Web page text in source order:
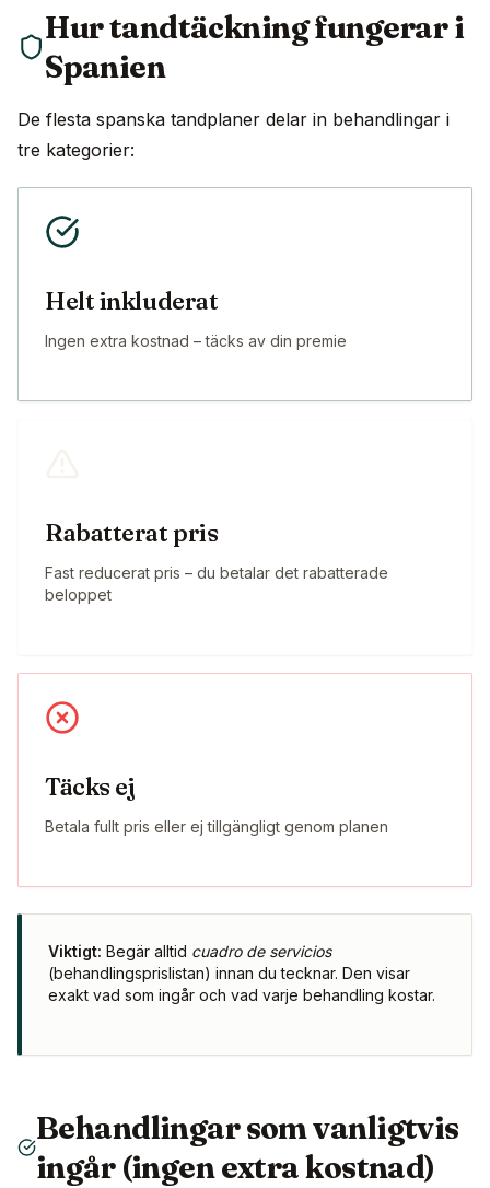
Hur tandtäckning fungerar i
Spanien
De flesta spanska tandplaner delar in behandlingar i
tre kategorier:
Helt inkluderat
Ingen extra kostnad – täcks av din premie
Rabatterat pris
Fast reducerat pris – du betalar det rabatterade
beloppet
Täcks ej
Betala fullt pris eller ej tillgängligt genom planen
Viktigt: Begär alltid cuadro de servicios
(behandlingsprislistan) innan du tecknar. Den visar
exakt vad som ingår och vad varje behandling kostar.
Behandlingar som vanligtvis
ingår (ingen extra kostnad)